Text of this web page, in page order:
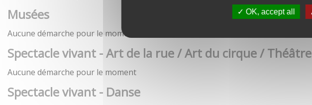
OK, accept all
Musées
Aucune démarche pour le moment
Spectacle vivant - Art de la rue / Art du cirque / Théâtre
Aucune démarche pour le moment
Spectacle vivant - Danse